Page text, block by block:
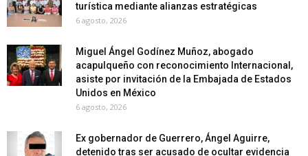
turística mediante alianzas estratégicas
6 agosto, 2026
Miguel Ángel Godínez Muñoz, abogado
acapulqueño con reconocimiento Internacional,
asiste por invitación de la Embajada de Estados
Unidos en México
6 agosto, 2026
Ex gobernador de Guerrero, Ángel Aguirre,
detenido tras ser acusado de ocultar evidencia